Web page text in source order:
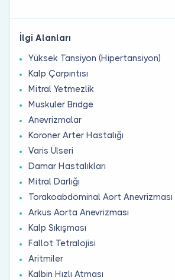
İlgi Alanları
Yüksek Tansiyon (Hipertansiyon)
Kalp Çarpıntısı
Mitral Yetmezlik
Muskuler Brıdge
Anevrizmalar
Koroner Arter Hastalığı
Varis Ülseri
Damar Hastalıkları
Mitral Darlığı
Torakoabdominal Aort Anevrizması
Arkus Aorta Anevrizması
Kalp Sıkışması
Fallot Tetralojisi
Aritmiler
Kalbin Hızlı Atması